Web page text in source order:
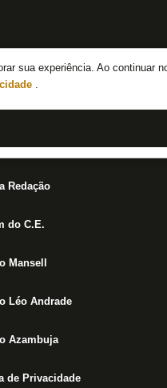
sua experiência. Ao continuar
.
do Botafogo
Redação
do C.E.
Mansell
Léo Andrade
Azambuja
de Privacidade
preparador